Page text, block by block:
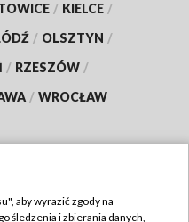
/ KIELCE /
/ OLSZTYN /
/ RZESZÓW /
/ WROCŁAW
aby wyrazić zgody na
śledzenia i zbierania danych,